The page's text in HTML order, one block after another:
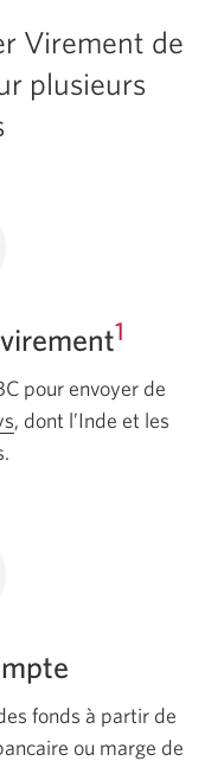
Virement de
plusieurs
1
pour envoyer de
Une
, dont l’Inde et les
fonds à partir de
ou marge de